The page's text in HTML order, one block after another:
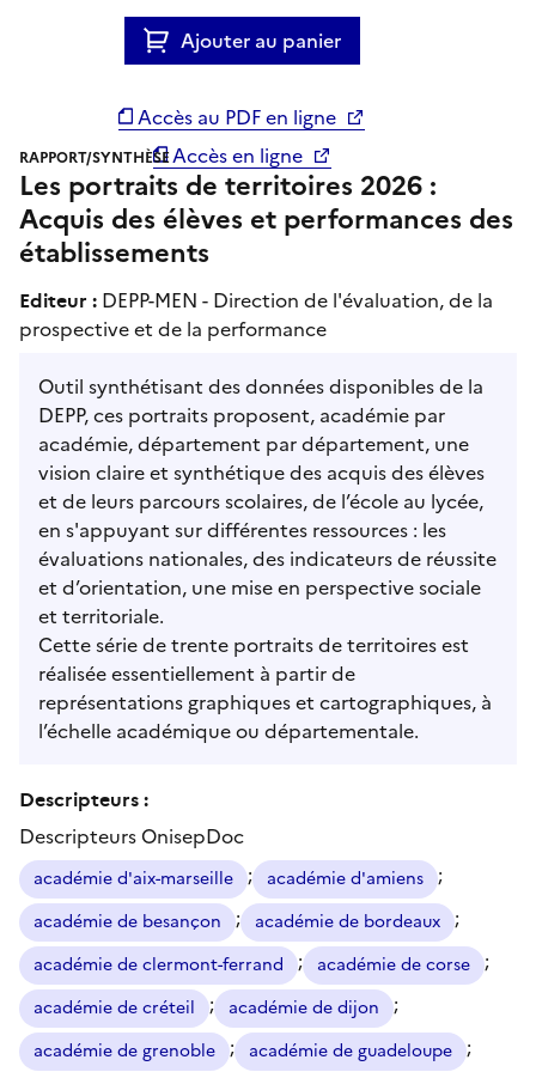
Ajouter au panier
Accès au PDF en ligne
Accès en ligne
RAPPORT/SYNTHÈSE
Les portraits de territoires 2026 :
Acquis des élèves et performances des
établissements
Editeur : DEPP-MEN - Direction de l'évaluation, de la
prospective et de la performance
Outil synthétisant des données disponibles de la
DEPP, ces portraits proposent, académie par
académie, département par département, une
vision claire et synthétique des acquis des élèves
et de leurs parcours scolaires, de l’école au lycée,
en s'appuyant sur différentes ressources : les
évaluations nationales, des indicateurs de réussite
et d’orientation, une mise en perspective sociale
et territoriale.
Cette série de trente portraits de territoires est
réalisée essentiellement à partir de
représentations graphiques et cartographiques, à
l’échelle académique ou départementale.
Descripteurs :
Descripteurs OnisepDoc
académie d'aix-marseille ; académie d'amiens ;
académie de besançon ; académie de bordeaux ;
académie de clermont-ferrand ; académie de corse ;
académie de créteil ; académie de dijon ;
académie de grenoble ; académie de guadeloupe ;